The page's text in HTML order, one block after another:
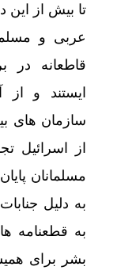
تا بیش از این
عربی و
قاطعانه در
ایستند و از
سازمان های
از اسرائیل
مسلمانان
به دلیل
به قطعنامه
بشر برای